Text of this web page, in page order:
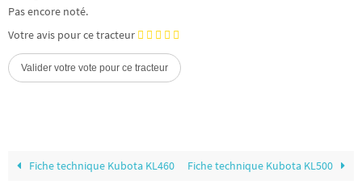
Pas encore noté.
Votre avis pour ce tracteur
Fiche technique Kubota KL460 Fiche technique Kubota KL500